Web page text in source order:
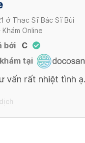
ở Thạc Sĩ Bác Sĩ Bùi
Online
bởi
C
tại
vấn rất nhiệt tình